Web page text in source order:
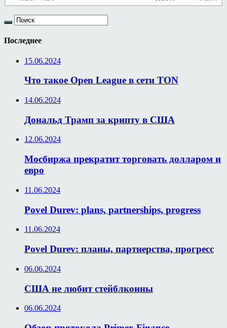
Последнее
15.06.2024
Что такое Open League в сети TON
14.06.2024
Дональд Трамп за крипту в США
12.06.2024
Мосбиржа прекратит торговать долларом и
евро
11.06.2024
Povel Durev: plans, partnerships, progress
11.06.2024
Povel Durev: планы, партнерства, прогресс
06.06.2024
США не любит стейблкоины
06.06.2024